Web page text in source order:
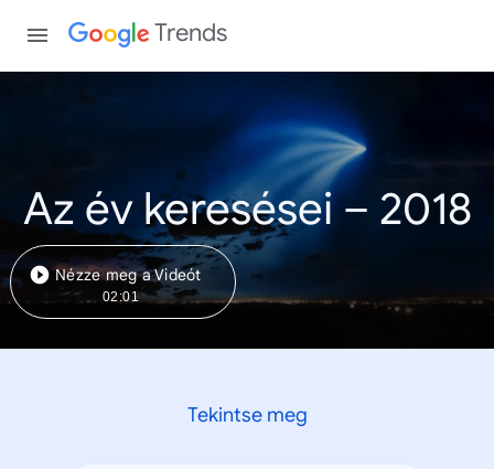
Trends
Az év keresései – 2018
Nézze meg a Videót
02:01
Tekintse meg